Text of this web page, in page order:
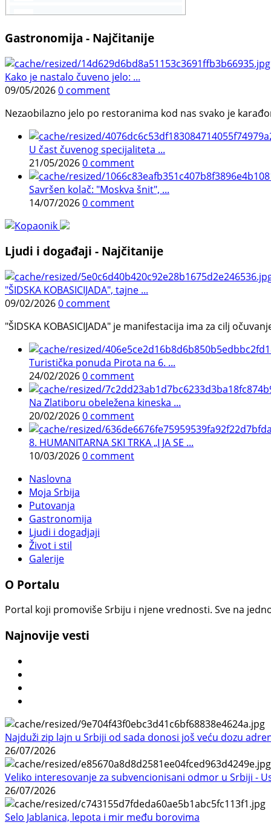
Gastronomija - Najčitanije
Kako je nastalo čuveno jelo: ...
09/05/20260 comment
Nezaobilazno jelo po restoranima kod nas svako je
U čast čuvenog specijaliteta ...
21/05/20260 comment
Savršen kolač: "Moskva šnit", ...
14/07/20260 comment
Ljudi i događaji - Najčitanije
"ŠIDSKA KOBASICIJADA", tajne ...
09/02/20260 comment
"ŠIDSKA KOBASICIJADA" je manifestacija ima za cilj
Turistička ponuda Pirota na 6. ...
24/02/20260 comment
Na Zlatiboru obeležena kineska ...
20/02/20260 comment
8. HUMANITARNA SKI TRKA „I JA SE ...
10/03/20260 comment
Naslovna
Moja Srbija
Putovanja
Gastronomija
Ljudi i dogadjaji
Život i stil
Galerije
O Portalu
Portal koji promoviše Srbiju i njene vrednosti. Sve na
Najnovije vesti
Najduži zip lajn u Srbiji od sada donosi još veću dozu
26/07/2026
Veliko interesovanje za subvencionisani odmor u Srbiji -
26/07/2026
Selo Jablanica, lepota i mir među borovima